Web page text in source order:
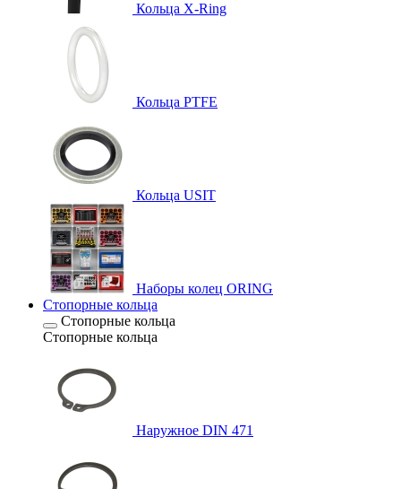
Кольца X-Ring
Кольца PTFE
Кольца USIT
Наборы колец ORING
Стопорные кольца
Стопорные кольца
Стопорные кольца
Наружное DIN 471